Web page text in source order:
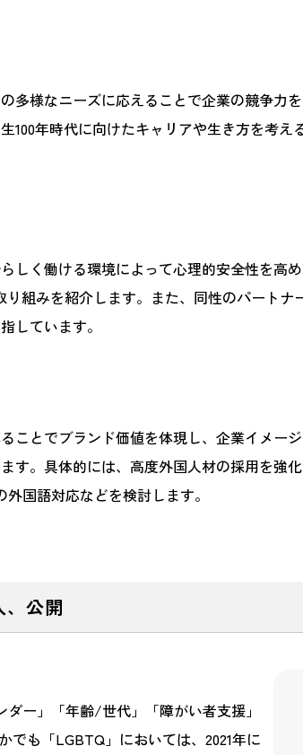
多様なニーズに応えることで企業の競争力
年時代に向けたキャリアや生き方を考
しく働ける環境によって心理的安全性を高
組みを紹介します。また、同性のパート
しています。
ことでブランド価値を体現し、企業イメー
す。具体的には、高度外国人材の採用を強
国語対応などを検討します。
、公開
ー」「年齢/世代」「障がい者支援」
でも「LGBTQ」においては、2021年に